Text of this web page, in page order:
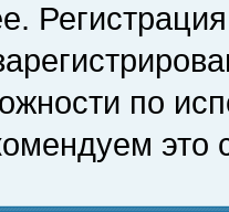
по
это